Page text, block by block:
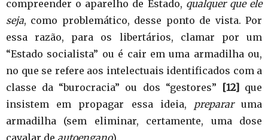
compreender o aparelho de Estado, qualquer que ele
seja, como problemático, desse ponto de vista. Por
essa razão, para os libertários, clamar por um
“Estado socialista” ou é cair em uma armadilha ou,
no que se refere aos intelectuais identificados com a
classe da “burocracia” ou dos “gestores”
[12]
que
insistem em propagar essa ideia, prepararuma
armadilha (sem eliminar, certamente, uma dose
cavalar de autoengano).